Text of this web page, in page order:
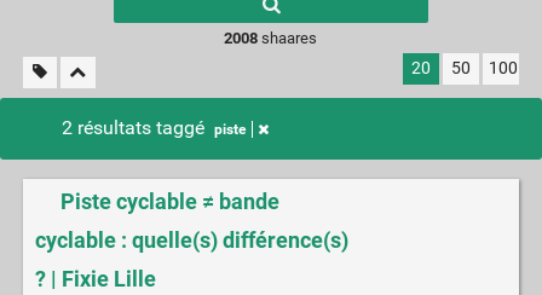
2008 shaares
20 50 100
2 résultats taggé piste
Piste cyclable ≠ bande
cyclable : quelle(s) différence(s)
? | Fixie Lille